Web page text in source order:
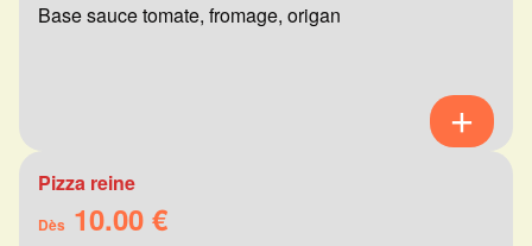
Base sauce tomate, fromage, origan
Pizza reine
Dès 10.00 €